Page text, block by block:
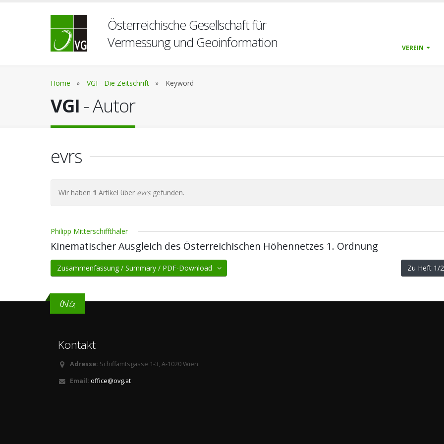
Österreichische Gesellschaft für
Vermessung und Geoinformation
VEREIN
Home » VGI - Die Zeitschrift » Keyword
VGI - Autor
evrs
Wir haben 1 Artikel über evrsgefunden.
Philipp Mitterschiffthaler
Kinematischer Ausgleich des Österreichischen Höhennetzes 1. Ordnung
Zusammenfassung / Summary / PDF-Download Zu Heft 1/
OVG
Kontakt
Adresse: Schiffamtsgasse 1-3, A-1020 Wien
Email: office@ovg.at